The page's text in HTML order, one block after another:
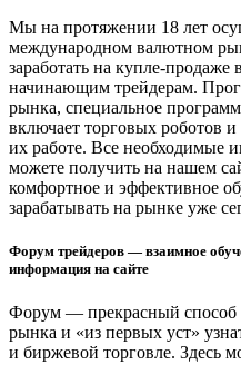
Мы на протяжении 18 лет
международном валютном
заработать на купле-
начинающим трейдерам.
рынка, специальное
включает торговых роботов
их работе. Все
можете получить на нашем
комфортное и эффективное
зарабатывать на рынке уже
Форум трейдеров — взаимное
информация на сайте
Форум — прекрасный способ
рынка и «из первых уст»
и биржевой торговле. Здесь